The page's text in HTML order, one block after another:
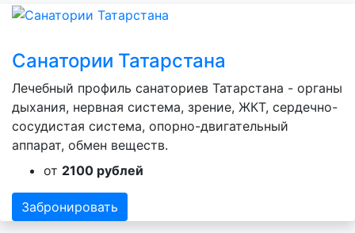
Санатории Татарстана
Лечебный профиль санаториев Татарстана - органы
дыхания, нервная система, зрение, ЖКТ, сердечно-
сосудистая система, опорно-двигательный
аппарат, обмен веществ.
от 2100 рублей
Забронировать